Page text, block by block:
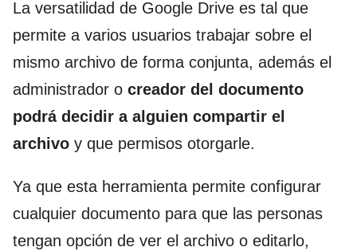
La versatilidad de Google Drive es tal que
permite a varios usuarios trabajar sobre el
mismo archivo de forma conjunta, además el
administrador o creador del documento
podrá decidir a alguien compartir el
archivo y que permisos otorgarle.
Ya que esta herramienta permite configurar
cualquier documento para que las personas
tengan opción de ver el archivo o editarlo,